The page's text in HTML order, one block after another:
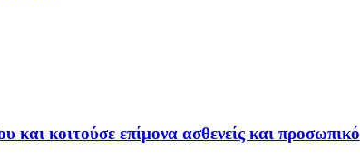
κοιτούσε επίμονα ασθενείς και προσωπικό